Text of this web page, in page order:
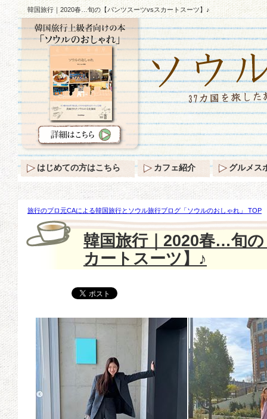
韓国旅行｜2020春…旬の【パンツスーツvsスカートスーツ】♪
旅行のプロ元CAによる韓国旅行とソウル旅行ブログ「ソウルのおしゃれ」 TOP
旬の【パンツスーツvsスカートスーツ】♪
韓国旅行｜2020春…旬
カートスーツ】♪
はじめての方はこちら カフェ紹介 グルメス